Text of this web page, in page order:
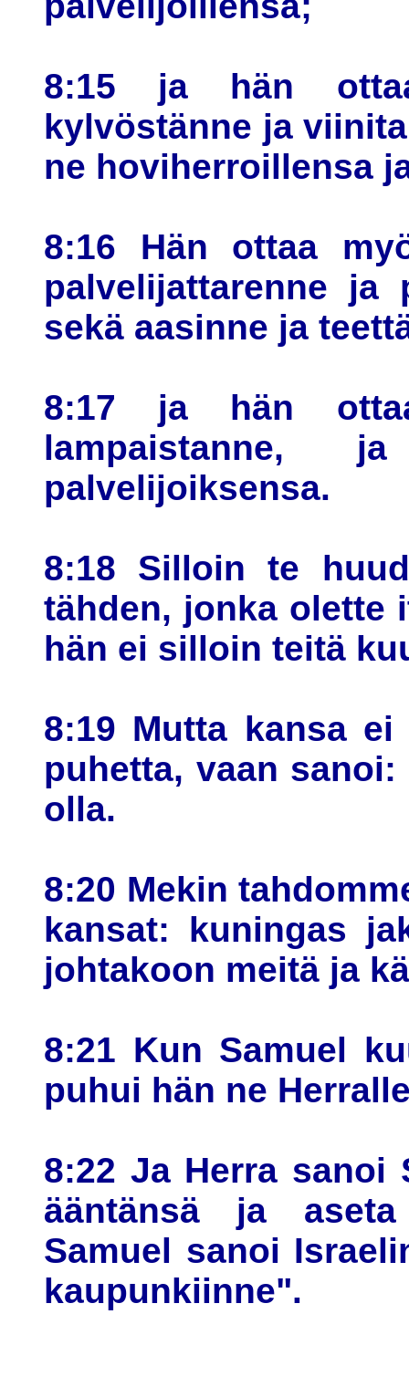
8:15 ja hän
kylvöstänne ja
ne hoviherroillensa
8:16 Hän ottaa
palvelijattarenne ja
sekä aasinne ja
8:17 ja hän
lampaistanne,
palvelijoiksensa.
8:18 Silloin te
tähden, jonka olette
hän ei silloin teitä
8:19 Mutta kansa
puhetta, vaan
olla.
8:20 Mekin
kansat: kuningas
johtakoon meitä ja
8:21 Kun Samuel
puhui hän ne
8:22 Ja Herra sanoi
ääntänsä ja
Samuel sanoi
kaupunkiinne".